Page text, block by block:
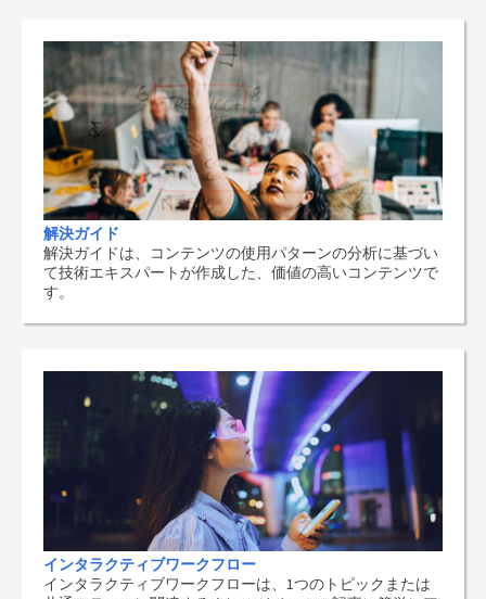
解決ガイド
解決ガイドは、コンテンツの使用パターンの分析に基づい
て技術エキスパートが作成した、価値の高いコンテンツで
す。
インタラクティブワークフロー
インタラクティブワークフローは、1つのトピックまたは